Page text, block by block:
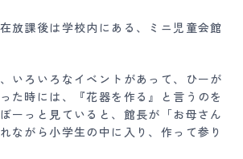
放課後は学校内にある、ミニ児童会館
いろいろなイベントがあって、ひーが
た時には、『花器を作る』と言うのを
ーっと見ていると、館長が「お母さん
ながら小学生の中に入り、作って参り